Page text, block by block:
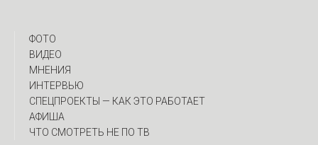
ФОТО
ВИДЕО
МНЕНИЯ
ИНТЕРВЬЮ
CПЕЦПРОЕКТЫ — КАК ЭТО РАБОТАЕТ
АФИША
ЧТО СМОТРЕТЬ НЕ ПО ТВ